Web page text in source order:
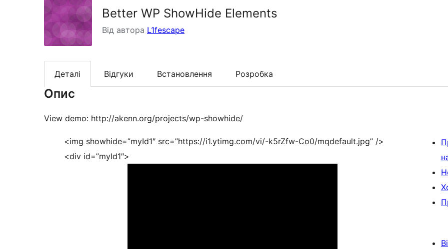
Better WP ShowHide Elements
Від автора L1fescape
Деталі Відгуки Встановлення Розробка
Опис
View demo: http://akenn.org/projects/wp-showhide/
<img showhide=”myId1″ src=”https://i1.ytimg.com/vi/-k5rZfw-Co0/mqdefault.jpg” />
<div id=”myId1″>